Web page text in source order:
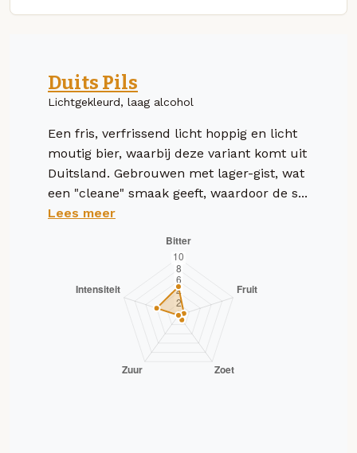
Duits Pils
Lichtgekleurd, laag alcohol
Een fris, verfrissend licht hoppig en licht
moutig bier, waarbij deze variant komt uit
Duitsland. Gebrouwen met lager-gist, wat
een "cleane" smaak geeft, waardoor de s...
Lees meer